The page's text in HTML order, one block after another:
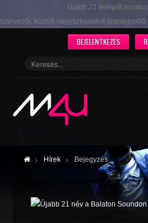
Újabb 21 fellépőt
szervezői, köztük nagyszínpadok legnagyobb
BEJELENTKEZÉS
Hírek Bejegyzés